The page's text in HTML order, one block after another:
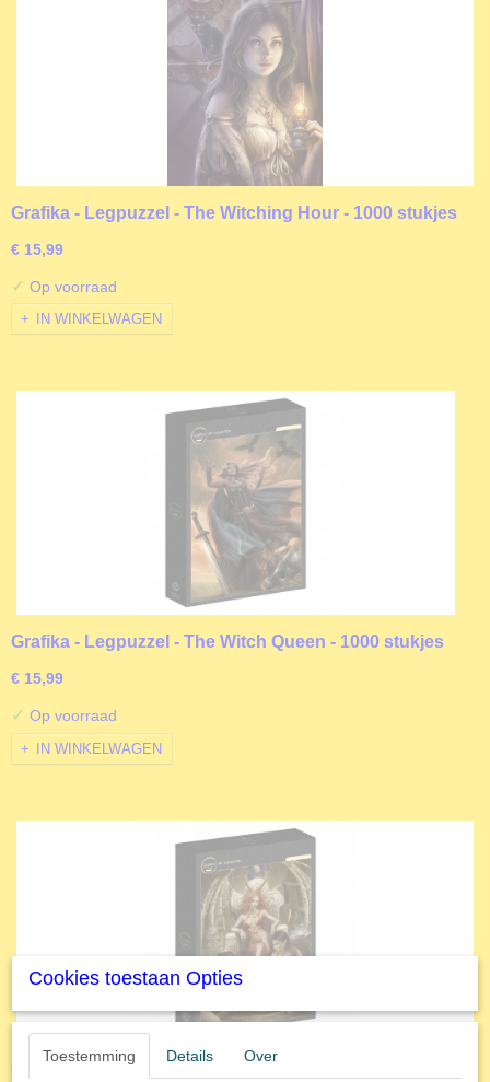
Grafika - Legpuzzel - The Witching Hour - 1000 stukjes
€ 15,99
✓ Op voorraad
IN WINKELWAGEN
Grafika - Legpuzzel - The Witch Queen - 1000 stukjes
€ 15,99
✓ Op voorraad
IN WINKELWAGEN
Grafika - Legpuzzel - The Last Throne of the Moon - 1000
Cookies toestaan Opties
Toestemming Details Over